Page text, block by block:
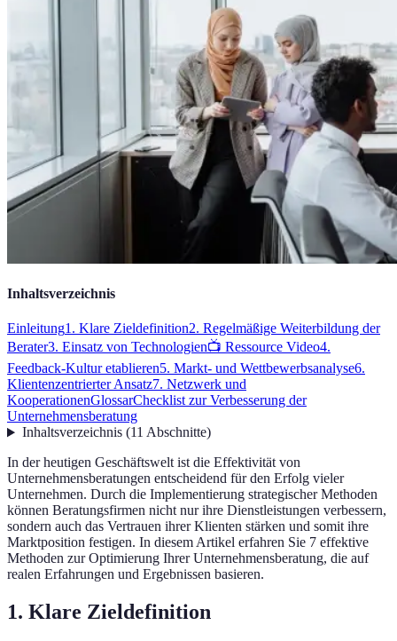
Inhaltsverzeichnis
Einleitung1. Klare Zieldefinition2. Regelmäßige Weiterbildung der
Berater3. Einsatz von Technologien📺 Ressource Video4.
Feedback-Kultur etablieren5. Markt- und Wettbewerbsanalyse6.
Klientenzentrierter Ansatz7. Netzwerk und
KooperationenGlossarChecklist zur Verbesserung der
Unternehmensberatung
Inhaltsverzeichnis(11 Abschnitte)
In der heutigen Geschäftswelt ist die Effektivität von
Unternehmensberatungen entscheidend für den Erfolg vieler
Unternehmen. Durch die Implementierung strategischer Methoden
können Beratungsfirmen nicht nur ihre Dienstleistungen verbessern,
sondern auch das Vertrauen ihrer Klienten stärken und somit ihre
Marktposition festigen. In diesem Artikel erfahren Sie 7 effektive
Methoden zur Optimierung Ihrer Unternehmensberatung, die auf
realen Erfahrungen und Ergebnissen basieren.
1. Klare Zieldefinition